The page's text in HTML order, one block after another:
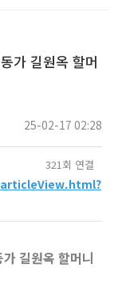
가 길원옥 할머
25-02-17 02:28
321회 연결
길원옥 할머니